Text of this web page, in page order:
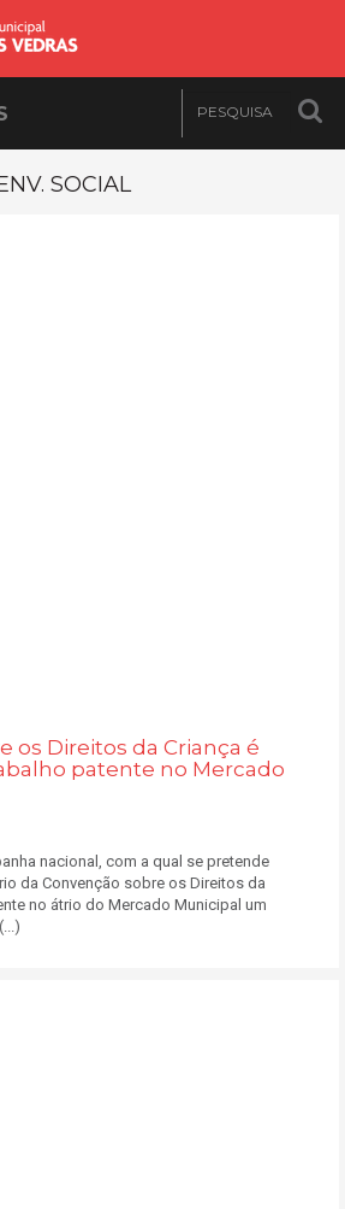
SOCIAL
os Direitos da Criança é
patente no Mercado
nacional, com a qual se pretende
da Convenção sobre os Direitos da
no átrio do Mercado Municipal um